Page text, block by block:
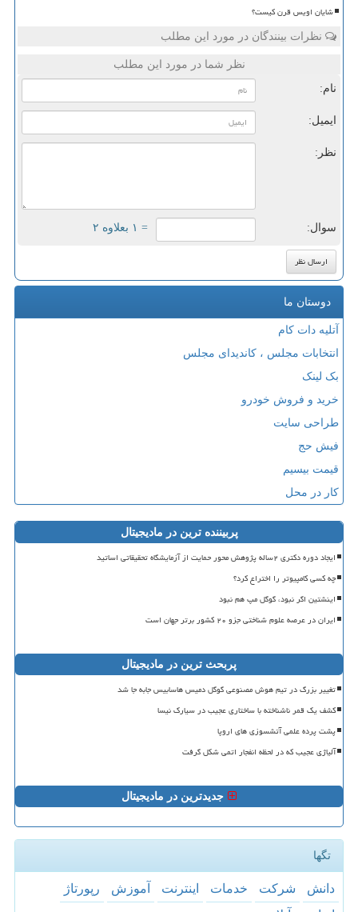
شایان اویس قرن کیست؟
نظرات بینندگان در مورد این مطلب
نظر شما در مورد این مطلب
نام:
ایمیل:
نظر:
سوال: = ۱ بعلاوه ۲
دوستان ما
آتلیه دات کام
انتخابات مجلس ، کاندیدای مجلس
بک لینک
خرید و فروش خودرو
طراحی سایت
فیش حج
قیمت بیسیم
کار در محل
پربیننده ترین در مادیجیتال
ایجاد دوره دکتری ۲ساله پژوهش محور حمایت از آزمایشگاه تحقیقاتی اساتید
چه کسی کامپیوتر را اختراع کرد؟
اینشتین اگر نبود، گوگل مپ هم نبود
ایران در عرصه علوم شناختی جزو ۲۰ کشور برتر جهان است
پربحث ترین در مادیجیتال
تغییر بزرگ در تیم هوش مصنوعی گوگل دمیس هاسابیس جابه جا شد
کشف یک قمر ناشناخته با ساختاری عجیب در سیارک نیسا
پشت پرده علمی آتشسوزی های اروپا
آلیاژی عجیب که در لحظه انفجار اتمی شکل گرفت
جدیدترین در مادیجیتال
تگها
دانش شركت خدمات اینترنت آموزش
رپورتاژ